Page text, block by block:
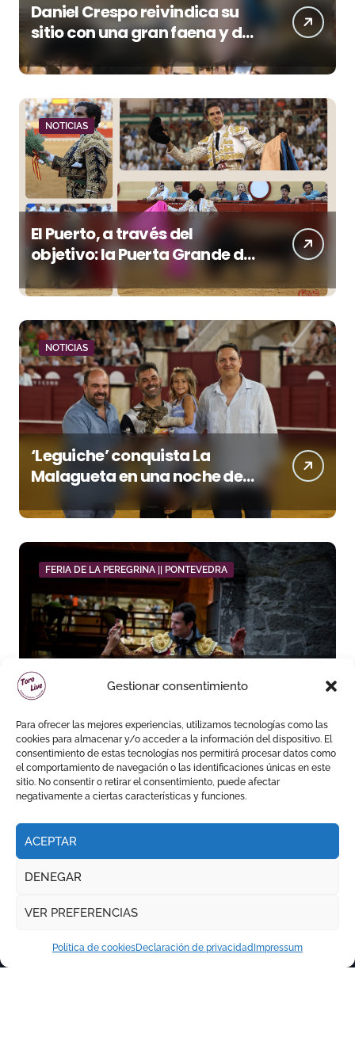
Gestionar consentimiento
Para ofrecer las mejores experiencias, utilizamos tecnologías como las
cookies para almacenar y/o acceder a la información del dispositivo. El
consentimiento de estas tecnologías nos permitirá procesar datos como
el comportamiento de navegación o las identificaciones únicas en este
sitio. No consentir o retirar el consentimiento, puede afectar
negativamente a ciertas características y funciones.
ACEPTAR
DENEGAR
VER PREFERENCIAS
Política de cookiesDeclaración de privacidad Impressum
Daniel Crespo reivindica su
sitio con una gran faena y dos
orejas
NOTICIAS
El Puerto, a través del
objetivo: la Puerta Grande de
Crespo y el aroma de
Morante
NOTICIAS
‘Leguiche’ conquista La
Malagueta en una noche de
recortes, emoción y gran
ambiente
FERIA DE LA PEREGRINA || PONTEVEDRA
Daniel Luque toma el mando
en Pontevedra con tres orejas
y una Puerta Grande de peso